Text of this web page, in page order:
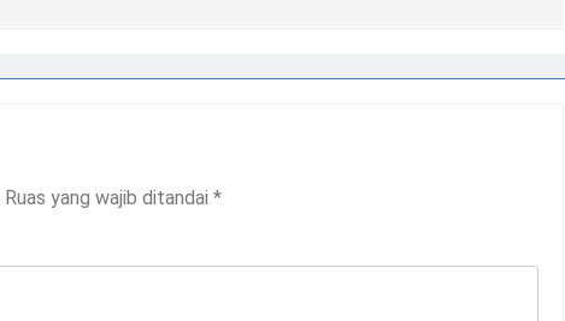
Ruas yang wajib ditandai *